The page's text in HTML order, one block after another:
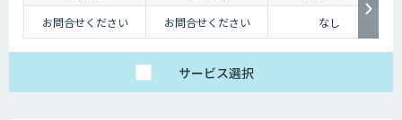
お問合せください
お問合せください なし
サービス選択